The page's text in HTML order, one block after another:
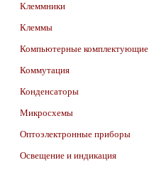
Клеммники
Клеммы
Компьютерные комплектующие
Коммутация
Конденсаторы
Микросхемы
Оптоэлектронные приборы
Освещение и индикация